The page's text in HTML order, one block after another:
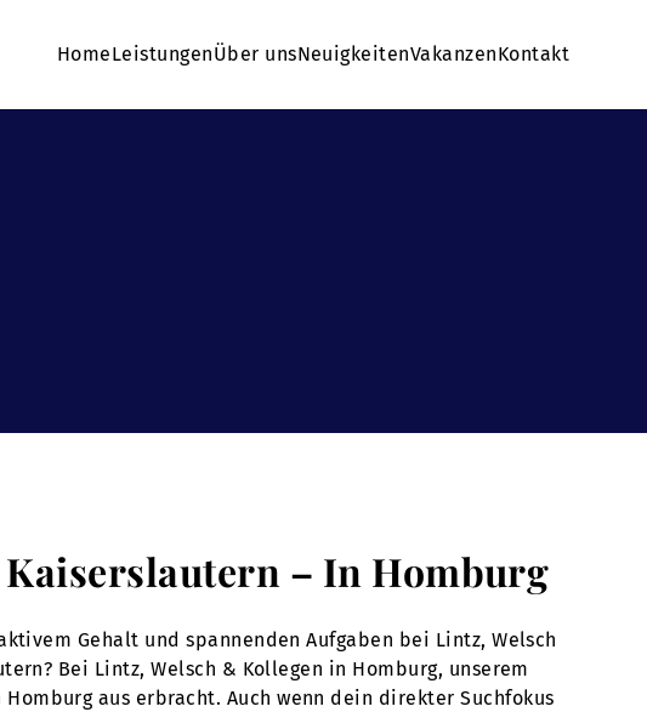
HomeLeistungenÜber unsNeuigkeitenVakanzenKontakt
– In Homburg
Gehalt und spannenden Aufgaben bei Lintz, Welsch
Bei Lintz, Welsch & Kollegen in Homburg, unserem
aus erbracht. Auch wenn dein direkter Suchfokus